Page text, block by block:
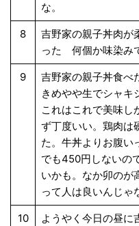
な。
8
吉野家の親子丼肉が
った 何個か味染み
9
吉野家の親子丼食べ
きめやや生でシャキ
これはこれで美味し
ず丁度いい。鶏肉は
た。牛丼よりお腹い
でも450円しないの
いかも。なか卯のが
って人は良いんじゃ
10
ようやく今日の昼に